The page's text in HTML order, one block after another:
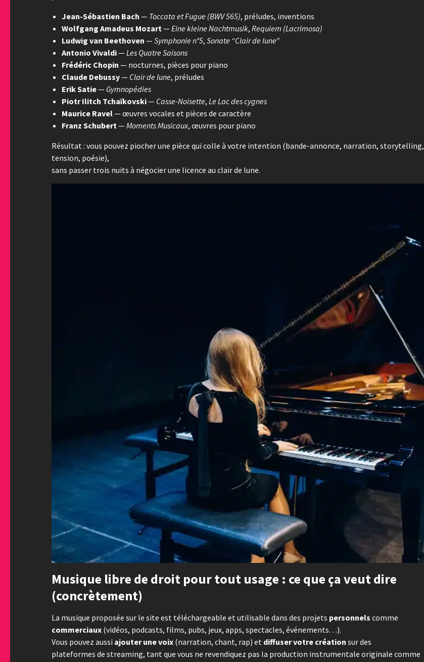
Jean-Sébastien Bach — Toccata et Fugue (BWV 565), préludes, inventions
Wolfgang Amadeus Mozart —Eine kleine Nachtmusik, Requiem (Lacrimosa)
Ludwig van Beethoven —Symphonie n°5, Sonate “Clair de lune”
Antonio Vivaldi—Les Quatre Saisons
Frédéric Chopin — nocturnes, pièces pour piano
Claude Debussy— Clair de lune, préludes
Erik Satie— Gymnopédies
Piotr Ilitch Tchaïkovski— Casse-Noisette, Le Lac des cygnes
Maurice Ravel— œuvres vocales et pièces de caractère
Franz Schubert —Moments Musicaux, œuvres pour piano
Résultat : vous pouvez piocher une pièce qui colle à votre intention (bande-annonce, narration, storytelling,
tension, poésie),
sans passer trois nuits à négocier une licence au clair de lune.
Musique libre de droit pour tout usage : ce que ça veut dire
(concrètement)
La musique proposée sur le site est téléchargeable et utilisable dans des projets personnels comme
commerciaux (vidéos, podcasts, films, pubs, jeux, apps, spectacles, événements…).
Vous pouvez aussi ajouter une voix (narration, chant, rap) et diffuser votre création sur des
plateformes de streaming, tant que vous ne revendiquez pas la production instrumentale originale comme